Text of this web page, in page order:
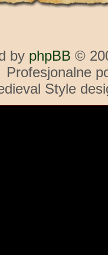
by phpBB ©
Profesjonalne
Style